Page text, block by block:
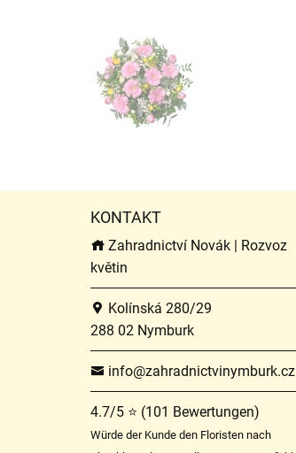
KONTAKT
Zahradnictví Novák | Rozvoz
květin
Kolínská 280/29
288 02 Nymburk
info@zahradnictvinymburk.cz
4.7/5 ⭐ (101 Bewertungen)
Würde der Kunde den Floristen nach